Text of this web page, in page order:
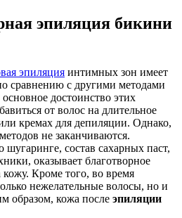
эпиляция бикини
эпиляция интимных зон имеет
сравнению с другими методами
достоинство этих
от волос на длительное
кремах для депиляции. Однако,
не заканчиваются.
состав сахарных паст,
оказывает благотворное
Кроме того, во время
нежелательные волосы, но и
образом, кожа после эпиляции